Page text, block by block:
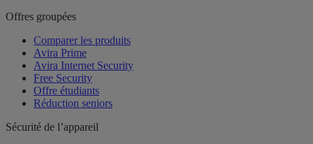
Offres groupées
Comparer les produits
Avira Prime
Avira Internet Security
Free Security
Offre étudiants
Réduction seniors
Sécurité de l’appareil